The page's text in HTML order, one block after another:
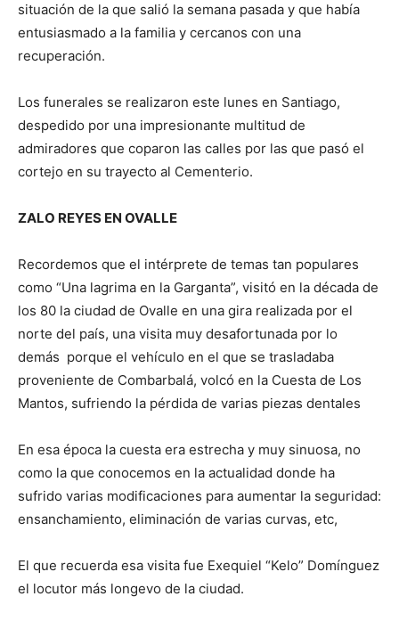
situación de la que salió la semana pasada y que había
entusiasmado a la familia y cercanos con una
recuperación.
Los funerales se realizaron este lunes en Santiago,
despedido por una impresionante multitud de
admiradores que coparon las calles por las que pasó el
cortejo en su trayecto al Cementerio.
ZALO REYES EN OVALLE
Recordemos que el intérprete de temas tan populares
como “Una lagrima en la Garganta”, visitó en la década de
los 80 la ciudad de Ovalle en una gira realizada por el
norte del país, una visita muy desafortunada por lo
demás porque el vehículo en el que se trasladaba
proveniente de Combarbalá, volcó en la Cuesta de Los
Mantos, sufriendo la pérdida de varias piezas dentales
En esa época la cuesta era estrecha y muy sinuosa, no
como la que conocemos en la actualidad donde ha
sufrido varias modificaciones para aumentar la seguridad:
ensanchamiento, eliminación de varias curvas, etc,
El que recuerda esa visita fue Exequiel “Kelo” Domínguez
el locutor más longevo de la ciudad.